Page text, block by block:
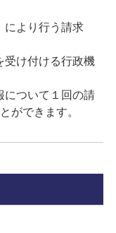
より行う請求
け付ける行政機
ついて１回の請
ができます。